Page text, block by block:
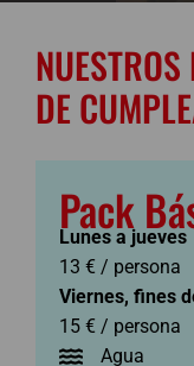
DE
Pack
Lunes a jueves
13 € / persona
Viernes, fines
15 € / persona
Agua